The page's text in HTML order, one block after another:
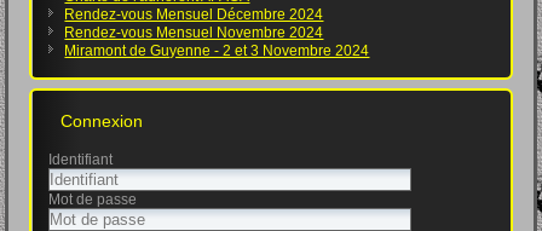
Rendez-vous Mensuel Décembre 2024
Rendez-vous Mensuel Novembre 2024
Miramont de Guyenne - 2 et 3 Novembre 2024
Connexion
Identifiant
Mot de passe